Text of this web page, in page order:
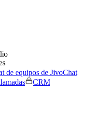
de equipos de JivoChat
CRM